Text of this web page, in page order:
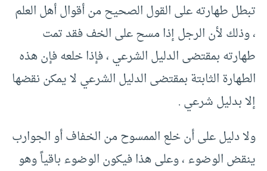
تبطل طهارته على القول الصحيح من أقوال أهل العلم
، وذلك لأن الرجل إذا مسح على الخف فقد تمت
طهارته بمقتضى الدليل الشرعي ، فإذا خلعه فإن هذه
الطهارة الثابتة بمقتضى الدليل الشرعي لا يمكن نقضها
إلا بدليل شرعي .
ولا دليل على أن خلع الممسوح من الخفاف أو الجوارب
ينقض الوضوء ، وعلى هذا فيكون الوضوء باقياً وهو